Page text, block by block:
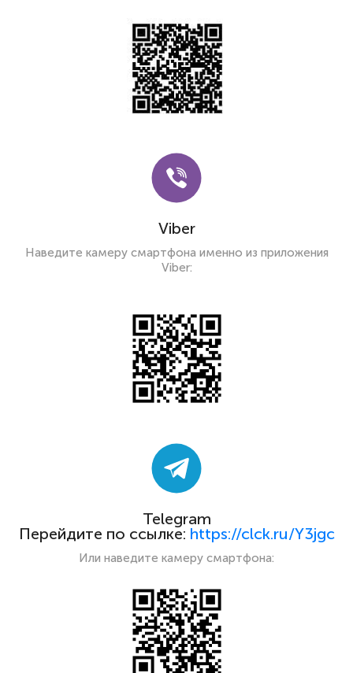
Viber
Наведите камеру смартфона именно из приложения
Viber:
Telegram
Перейдите по ссылке: https://clck.ru/Y3jgc
Или наведите камеру смартфона: